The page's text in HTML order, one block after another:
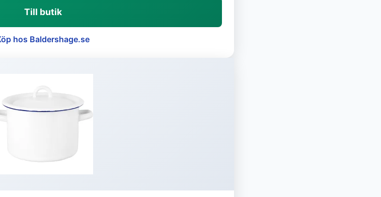
Till butik
hos Baldershage.se